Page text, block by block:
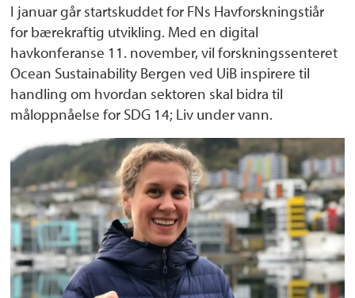
I januar går startskuddet for FNs Havforskningstiår
for bærekraftig utvikling. Med en digital
havkonferanse 11. november, vil forskningssenteret
Ocean Sustainability Bergen ved UiB inspirere til
handling om hvordan sektoren skal bidra til
måloppnåelse for SDG 14; Liv under vann.